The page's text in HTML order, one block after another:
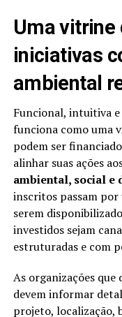
Uma
iniciativas
ambiental
Funcional, intuitiva
funciona como uma
podem ser
alinhar suas ações
ambiental, social e
inscritos passam por
serem
investidos sejam
estruturadas e com
As organizações que
devem informar
projeto, localização,